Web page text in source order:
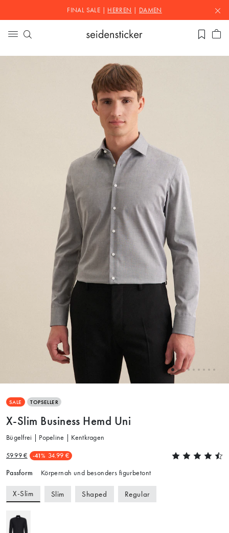
FINAL SALE | HERREN DAMEN
SALE TOPSELLER
X-Slim Business Hemd Uni
Bügelfrei | Popeline | Kentkragen
59.99 € -41% 34.99 €
Passform Körpernah und besonders figurbetont
X-Slim Slim Shaped Regular